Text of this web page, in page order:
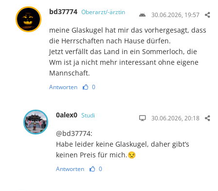
bd37774 Oberarzt/-ärztin 30.06.2026, 19:57
meine Glaskugel hat mir das vorhergesagt, dass
die Herrschaften nach Hause dürfen.
Jetzt verfällt das Land in ein Sommerloch, die
Wm ist ja nicht mehr interessant ohne eigene
Mannschaft.
Antworten 0
0alex0 Studi 30.06.2026, 20:18
@bd37774:
Habe leider keine Glaskugel, daher gibt’s
keinen Preis für mich.😒
Antworten 0